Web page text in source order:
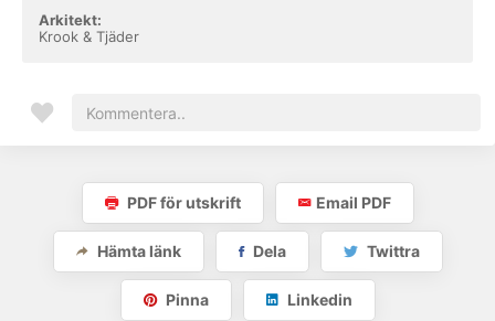
Arkitekt:
Krook & Tjäder
PDF för utskrift Email PDF
Hämta länk Dela Twittra
Pinna Linkedin